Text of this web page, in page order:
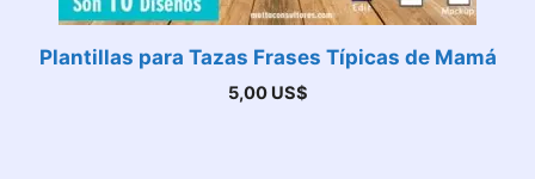
Plantillas para Tazas Frases Típicas de Mamá
5,00 US$